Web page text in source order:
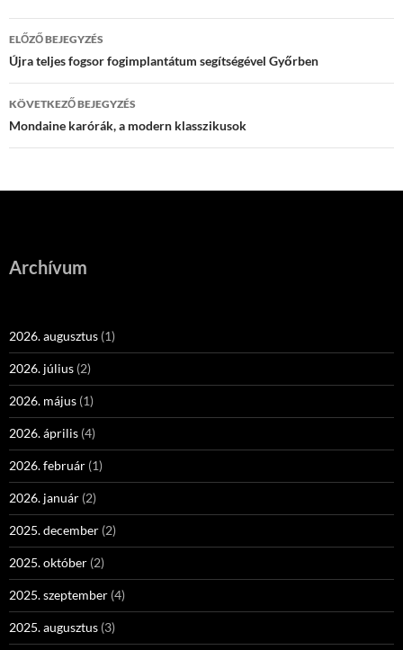
Bejegyzés
navigáció
ELŐZŐ BEJEGYZÉS
Újra teljes fogsor fogimplantátum segítségével Győrben
KÖVETKEZŐ BEJEGYZÉS
Mondaine karórák, a modern klasszikusok
Archívum
2026. augusztus (1)
2026. július (2)
2026. május (1)
2026. április (4)
2026. február (1)
2026. január (2)
2025. december (2)
2025. október (2)
2025. szeptember (4)
2025. augusztus (3)